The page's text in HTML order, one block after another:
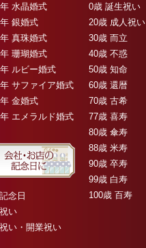
水晶婚式
銀婚式
真珠婚式
珊瑚婚式
ルビー婚式
サファイア婚式
金婚式
エメラルド婚式
念日
い
い・開業祝い
0歳 誕生祝い
20歳 成人祝い
30歳 而立
40歳 不惑
50歳 知命
60歳 還暦
70歳 古希
77歳 喜寿
80歳 傘寿
88歳 米寿
90歳 卒寿
99歳 白寿
100歳 百寿